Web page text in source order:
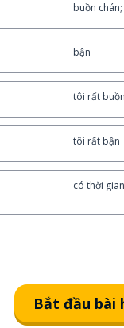
buồn
bận
tôi rất
tôi rất bận
có thời
ma? chiều nay
Bắt đầu bài